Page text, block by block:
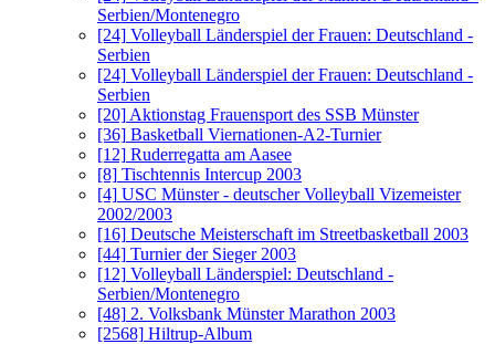
Serbien/Montenegro
[24] Volleyball Länderspiel der Frauen: Deutschland -
Serbien
[24] Volleyball Länderspiel der Frauen: Deutschland -
Serbien
[20] Aktionstag Frauensport des SSB Münster
[36] Basketball Viernationen-A2-Turnier
[12] Ruderregatta am Aasee
[8] Tischtennis Intercup 2003
[4] USC Münster - deutscher Volleyball Vizemeister
2002/2003
[16] Deutsche Meisterschaft im Streetbasketball 2003
[44] Turnier der Sieger 2003
[12] Volleyball Länderspiel: Deutschland -
Serbien/Montenegro
[48] 2. Volksbank Münster Marathon 2003
[2568] Hiltrup-Album